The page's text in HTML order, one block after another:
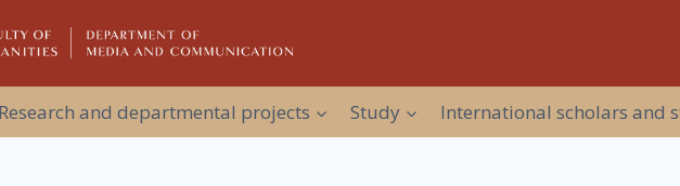
Research and departmental projects Study International scholars and